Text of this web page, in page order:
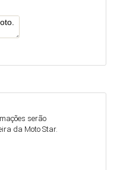
serão
da Moto Star.